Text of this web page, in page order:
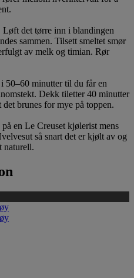
det tørre inn i blandingen
sammen. Tilsett smeltet smør
av melk og timian. Rør
50–60 minutter til du får en
Dekk tiletter 40 minutter
brunes for mye på toppen.
en Le Creuset kjølerist mens
så snart det er kjølt av og
naturell.